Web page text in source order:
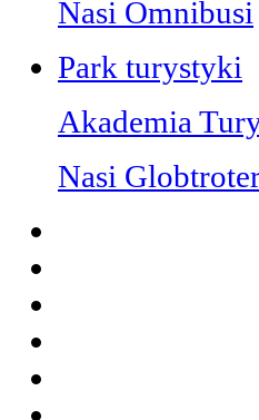
Nasi Omnibusi
Park turystyki
Akademia
Nasi